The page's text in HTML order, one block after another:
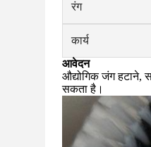
रंग
कार्य
आवेदन
औद्योगिक जंग हटाने,
सकता है।